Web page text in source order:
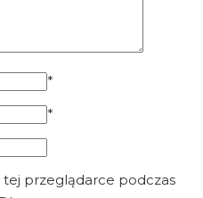
*
*
przeglądarce podczas